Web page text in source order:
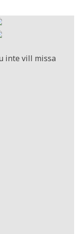
inte vill missa